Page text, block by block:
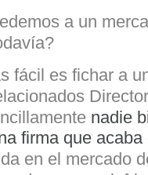
a un
fácil es fichar a
nadie
firma que acaba
en el mercado